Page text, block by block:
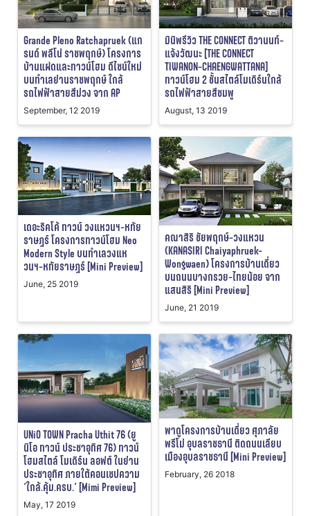
Grande Pleno Ratchapruek (แก
รนด์ พลีโน่ ราชพฤกษ์) โครงการ
บ้านแฝดและทาวน์โฮม ดีไซน์ใหม่
บนทำเลย่านราชพฤกษ์ ใกล้
รถไฟฟ้าสายสีม่วง จาก AP
September, 12 2019
มินิพรีวิว THE CONNECT ติวานนท์-
แจ้งวัฒนะ [THE CONNECT
TIWANON-CHAENGWATTANA]
ทาวน์โฮม 2 ชั้นสไตล์โมเดิร์นใกล้
รถไฟฟ้าสายสีชมพู
August, 13 2019
เดอะริคโค้ ทาวน์ วงแหวนฯ-หทัย
ราษฎร์ โครงการทาวน์โฮม Neo
Modern Style บนทำเลวงแห
วนฯ-หทัยราษฎร์ [Mini Preview]
June, 25 2019
คณาสิริ ชัยพฤกษ์-วงแหวน
(KANASIRI Chaiyaphruek-
Wongwaen) โครงการบ้านเดี่ยว
บนถนนบางกรวย-ไทยน้อย จาก
แสนสิริ [Mini Preview]
June, 21 2019
UNiO TOWN Pracha Uthit 76 (ยู
นิโอ ทาวน์ ประชาอุทิศ 76) ทาวน์
โฮมสไตล์ โมเดิร์น ลอฟต์ ในย่าน
ประชาอุทิศ ภายใต้คอนเซปความ
‘ใกล้.คุ้ม.ครบ.’ [Mimi Preview]
May, 17 2019
พาดูโครงการบ้านเดี่ยว ศุภาลัย
พรีโม่ อุบลราชธานี ติดถนนเลียบ
เมืองอุบลราชธานี [Mini Preview]
February, 26 2018